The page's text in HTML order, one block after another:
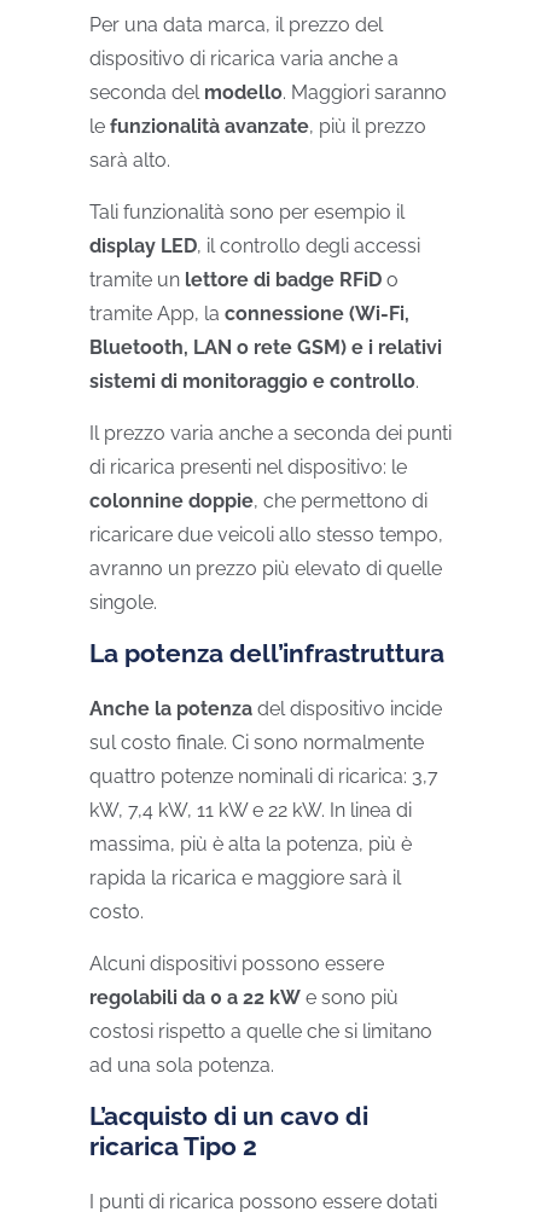
Per una data marca, il prezzo del
dispositivo di ricarica varia anche a
seconda del modello. Maggiori saranno
le funzionalità avanzate, più il prezzo
sarà alto.
Tali funzionalità sono per esempio il
display LED, il controllo degli accessi
tramite un lettore di badge RFiD o
tramite App, la connessione (Wi-Fi,
Bluetooth, LAN o rete GSM) e i relativi
sistemi di monitoraggio e controllo.
Il prezzo varia anche a seconda dei punti
di ricarica presenti nel dispositivo: le
colonnine doppie, che permettono di
ricaricare due veicoli allo stesso tempo,
avranno un prezzo più elevato di quelle
singole.
La potenza dell’infrastruttura
Anche la potenza del dispositivo incide
sul costo finale. Ci sono normalmente
quattro potenze nominali di ricarica: 3,7
kW, 7,4 kW, 11 kW e 22 kW. In linea di
massima, più è alta la potenza, più è
rapida la ricarica e maggiore sarà il
costo.
Alcuni dispositivi possono essere
regolabili da 0 a 22 kW e sono più
costosi rispetto a quelle che si limitano
ad una sola potenza.
L’acquisto di un cavo di
ricarica Tipo 2
I punti di ricarica possono essere dotati